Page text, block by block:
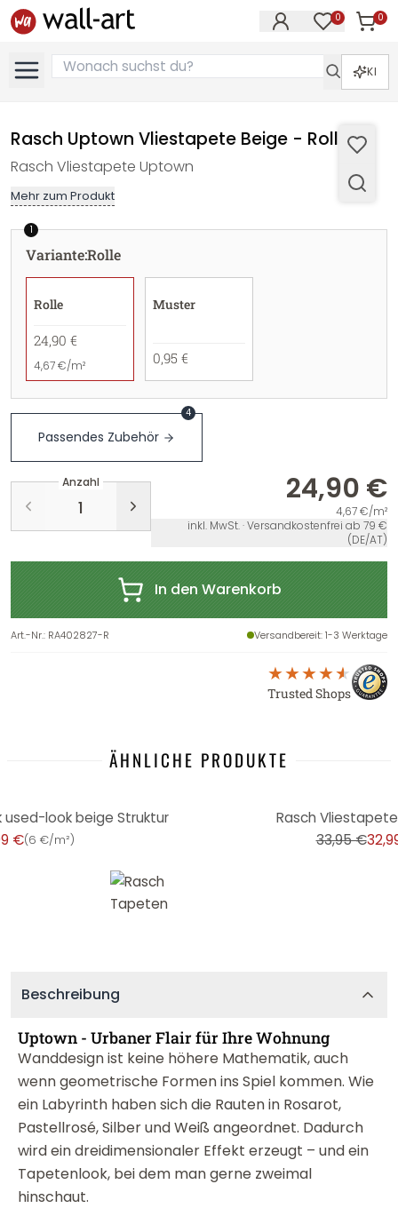
0 0
KI
Rasch Uptown Vliestapete Beige - Rolle
Rasch Vliestapete Uptown
Mehr zum Produkt
1
Variante:Rolle
Rolle
24,90 €
4,67 €/m²
Muster
0,95 €
Passendes Zubehör
4
Anzahl 24,90 €
4,67 €/m²
inkl. MwSt. · Versandkostenfrei ab 79 €
(DE/AT)
In den Warenkorb
Art.-Nr.: RA402827-R Versandbereit: 1-3 Werktage
Trusted Shops
ÄHNLICHE PRODUKTE
look beige Struktur
€(6 €/m²)
Rasch
33,95 €
Beschreibung
Uptown - Urbaner Flair für Ihre Wohnung
Wanddesign ist keine höhere Mathematik, auch
wenn geometrische Formen ins Spiel kommen. Wie
ein Labyrinth haben sich die Rauten in Rosarot,
Pastellrosé, Silber und Weiß angeordnet. Dadurch
wird ein dreidimensionaler Effekt erzeugt – und ein
Tapetenlook, bei dem man gerne zweimal
hinschaut.